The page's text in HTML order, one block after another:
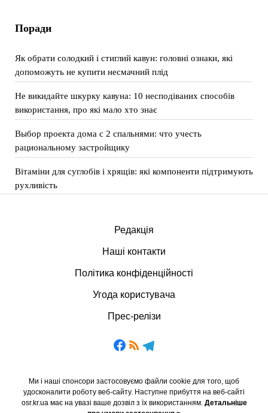
Поради
Як обрати солодкий і стиглий кавун: головні ознаки, які
допоможуть не купити несмачний плід
Не викидайте шкурку кавуна: 10 несподіваних способів
використання, про які мало хто знає
Выбор проекта дома с 2 спальнями: что учесть
рациональному застройщику
Вітаміни для суглобів і хрящів: які компоненти підтримують
рухливість
Редакція
Наші контакти
Політика конфіденційності
Угода користувача
Прес-релізи
Ми і наші спонсори застосовуємо файли cookie для того, щоб
удосконалити роботу веб-сайту. Наступне прибуття на веб-сайті
osr.kr.ua має на увазі ваше дозвіл з їх використанням. Детальніше